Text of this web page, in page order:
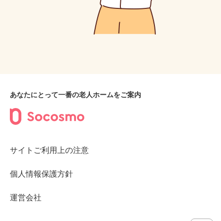
あなたにとって一番の老人ホームをご案内
サイトご利用上の注意
個人情報保護方針
運営会社